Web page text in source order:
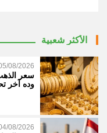
الأكثر شعبية
08/2026
وده آخر
08/2026